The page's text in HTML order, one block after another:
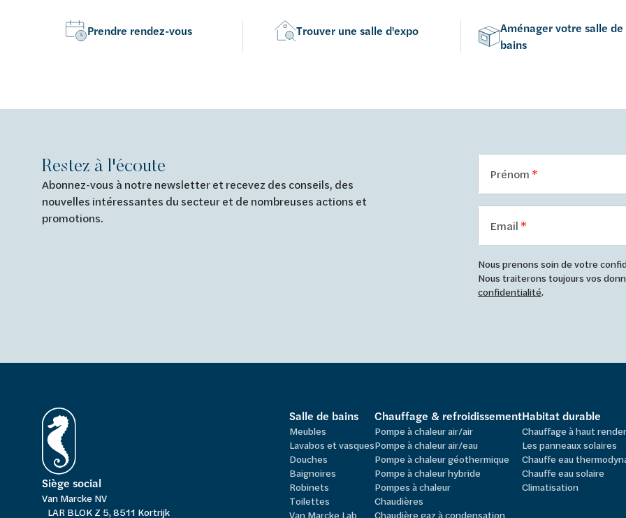
Prendre rendez-vous Trouver une salle d'expo
Aménager votre salle de
bains
Restez à l'écoute
Abonnez-vous à notre newsletter et recevez des conseils, des
nouvelles intéressantes du secteur et de nombreuses actions et
promotions.
Prénom
Email
Nous prenons soin de votre
Nous traiterons toujours vos
confidentialité.
Siège social
Van Marcke NV
LAR BLOK Z 5, 8511 Kortrijk
Salle de bains
Meubles
Lavabos et vasques
Douches
Baignoires
Robinets
Toilettes
Van Marcke Lab
Chauffage & refroidissement
Pompe à chaleur air/air
Pompe à chaleur air/eau
Pompe à chaleur géothermique
Pompe à chaleur hybride
Pompes à chaleur
Chaudières
Chaudière gaz à condensation
Habitat durable
Chauffage à haut
Les panneaux solaires
Chauffe eau
Chauffe eau solaire
Climatisation